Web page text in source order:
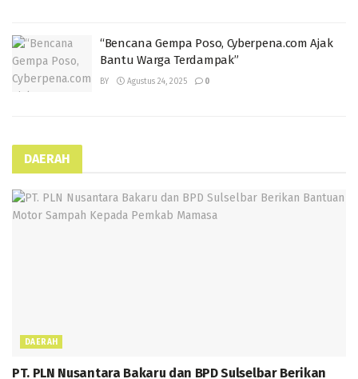
“Bencana Gempa Poso, Cyberpena.com Ajak
Bantu Warga Terdampak”
BY Agustus 24, 2025 0
DAERAH
DAERAH
PT. PLN Nusantara Bakaru dan BPD Sulselbar Berikan